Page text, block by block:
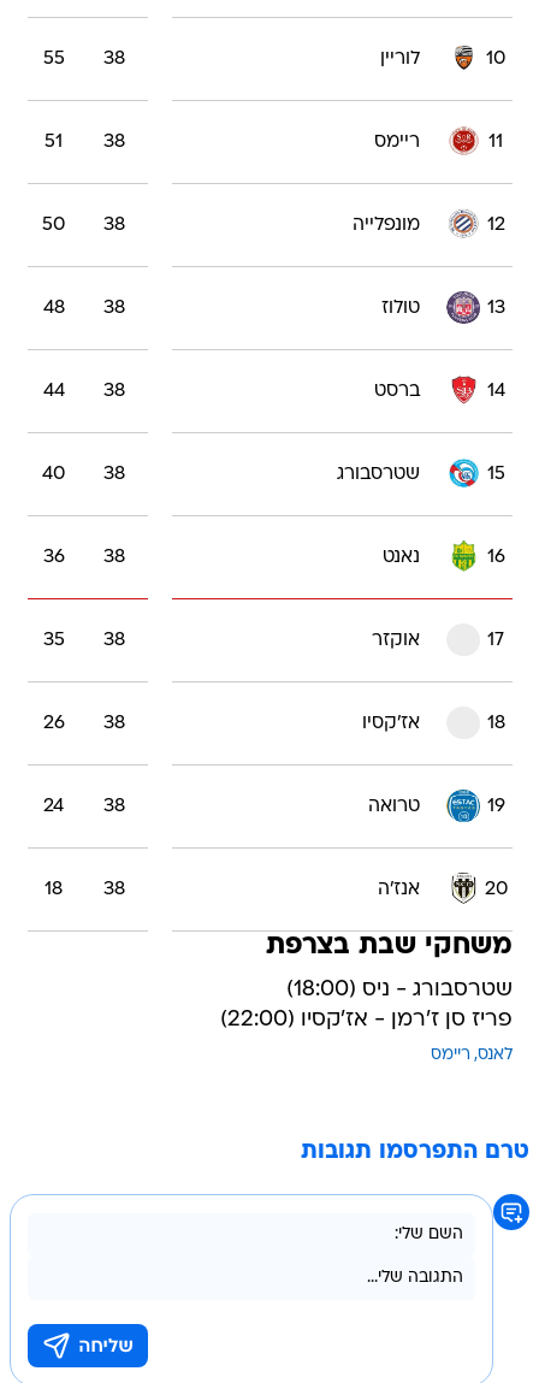
10 לוריין 38
55
11 ריימס 38
51
12 מונפלייה 38
50
13 טולוז 38
48
14 ברסט 38
44
15 שטרסבורג 38
40
16 נאנט 38
36
17 אוקזר 38
35
18 אז'קסיו 38
26
19 טרואה 38
24
20 אנז'ה 38
18
משחקי שבת בצרפת
שטרסבורג - ניס (18:00)
פריז סן ז'רמן - אז'קסיו (22:00)
לאנס ריימס
טרם התפרסמו תגובות